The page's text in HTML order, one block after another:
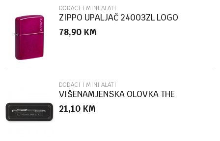
Poruka
POŠALJI
DODACI I MINI ALATI
ZIPPO UPALJAČ 24003ZL LOGO
78,90 KM
DODACI I MINI ALATI
VIŠENAMJENSKA OLOVKA THE
ARCHITECT BLACK BOX
21,10 KM